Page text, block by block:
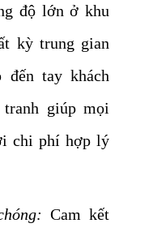
độ lớn ở khu
kỳ trung gian
đến tay khách
giúp mọi
chi phí hợp lý
Cam kết